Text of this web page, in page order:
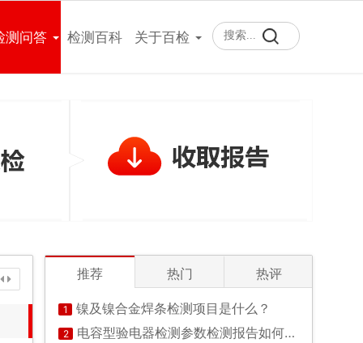
测问答 检测百科 关于百检
推荐 热门 热评
1 镍及镍合金焊条检测项目是什么？
2 电容型验电器检测参数检测报告如何办理？